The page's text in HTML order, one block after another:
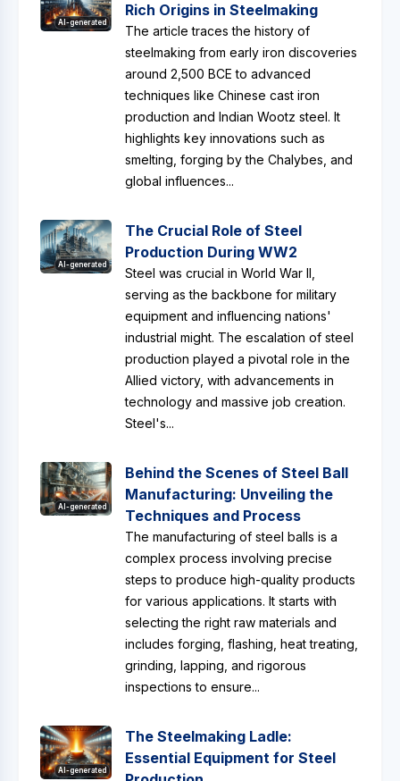
AI-generated
Rich Origins in Steelmaking
The article traces the history of
steelmaking from early iron discoveries
around 2,500 BCE to advanced
techniques like Chinese cast iron
production and Indian Wootz steel. It
highlights key innovations such as
smelting, forging by the Chalybes, and
global influences...
AI-generated
The Crucial Role of Steel
Production During WW2
Steel was crucial in World War II,
serving as the backbone for military
equipment and influencing nations'
industrial might. The escalation of steel
production played a pivotal role in the
Allied victory, with advancements in
technology and massive job creation.
Steel's...
AI-generated
Behind the Scenes of Steel Ball
Manufacturing: Unveiling the
Techniques and Process
The manufacturing of steel balls is a
complex process involving precise
steps to produce high-quality products
for various applications. It starts with
selecting the right raw materials and
includes forging, flashing, heat treating,
grinding, lapping, and rigorous
inspections to ensure...
AI-generated
The Steelmaking Ladle:
Essential Equipment for Steel